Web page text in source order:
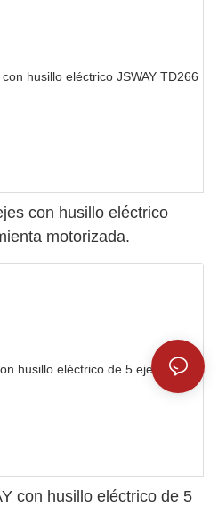
con husillo eléctrico
motorizada.
con husillo eléctrico de 5